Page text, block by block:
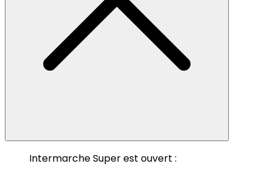
Intermarche Super est ouvert :